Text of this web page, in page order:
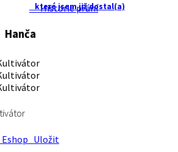
které jsem již dostal(a)
Historie přání
Hanča
Uložit